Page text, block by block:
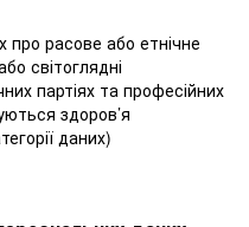
расове або етнічне
світоглядні
партіях та професійних
здоров’я
даних)